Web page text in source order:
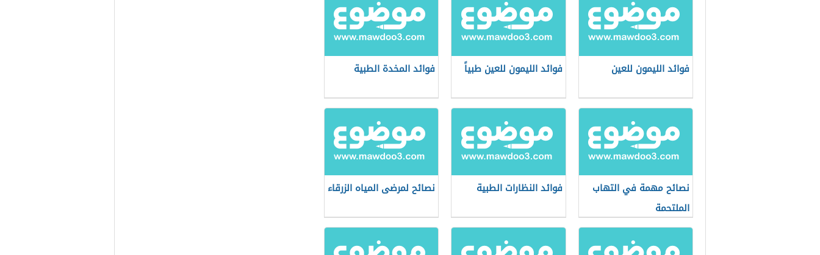
فوائد الليمون للعين فوائد الليمون للعين طبياً فوائد المخدة الطبية
نصائح مهمة في التهاب
الملتحمة
فوائد النظارات الطبية نصائح لمرضى المياه الزرقاء